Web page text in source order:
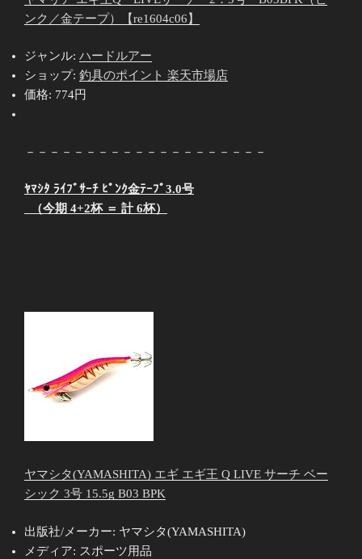
ンク／金テープ）【re1604c06】
ジャンル: ハードルアー
ショップ: 釣具のポイント 楽天市場店
価格: 774円
－－－－－－－－－－－－－－－－－－－－
ﾔﾏｼﾀ ﾗｲﾌﾞｻｰﾁ ﾋﾟﾝｸ金ﾃｰﾌﾟ3.0号
（今期 4+2杯 ＝ 計 6杯）
ヤマシタ(YAMASHITA) エギ エギ王 Q LIVE サーチ ベー
シック 3号 15.5g B03 BPK
出版社/メーカー: ヤマシタ(YAMASHITA)
メディア: スポーツ用品